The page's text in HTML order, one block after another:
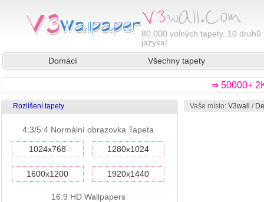
80,000 volných tapety, 10 druhů
jazyka!
Domácí
Všechny tapety
⇒ 50000+
Rozlišení tapety
4:3/5:4 Normální obrazovka Tapeta
1024x768 1280x1024
1600x1200 1920x1440
16:9 HD Wallpapers
Vaše místo: V3wall /